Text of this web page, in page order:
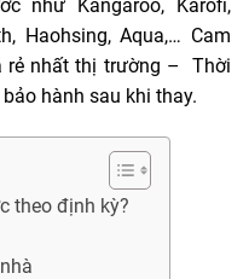
như Kangaroo, Karofi,
Haohsing, Aqua,… Cam
rẻ nhất thị trường – Thời
hành sau khi thay.
theo định kỳ?